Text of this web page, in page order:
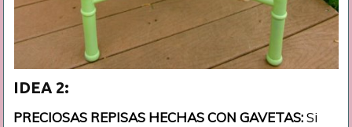
IDEA 2:
PRECIOSAS REPISAS HECHAS CON GAVETAS:Si